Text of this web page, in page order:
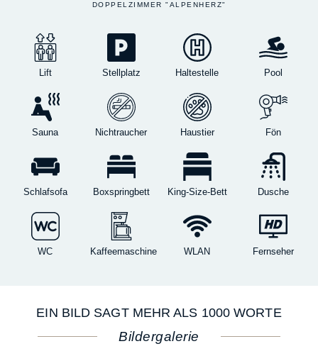
DOPPELZIMMER "ALPENHERZ"
Lift Stellplatz Haltestelle Pool
Sauna Nichtraucher Haustier Fön
Schlafsofa Boxspringbett King-Size-Bett Dusche
WC Kaffeemaschine WLAN Fernseher
EIN BILD SAGT MEHR ALS 1000 WORTE
Bildergalerie